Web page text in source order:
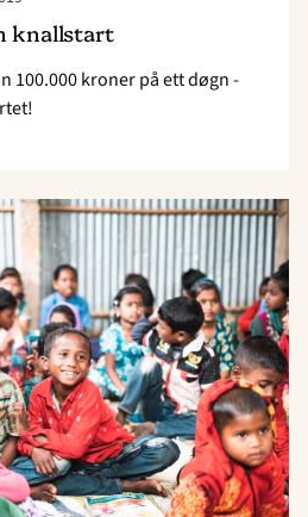
knallstart
100.000 kroner på ett døgn -
Read
article
"Med
håpet
i
skolesekken"